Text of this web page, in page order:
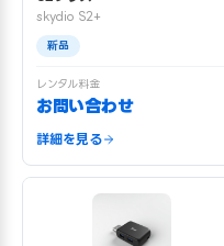
skydio S2+
新品
レンタル料金
お問い合わせ
詳細を見る